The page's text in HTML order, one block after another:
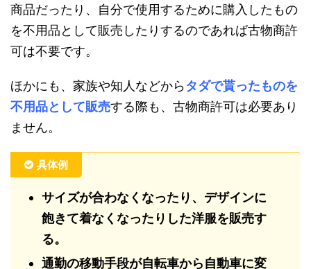
商品だったり、自分で使用するために購入したもの
を不用品として販売したりするのであれば古物商許
可は不要です。
ほかにも、家族や知人などからタダで貰ったものを
不用品として販売する際も、古物商許可は必要あり
ません。
具体例
サイズが合わなくなったり、デザインに
飽きて着なくなったりした洋服を販売す
る。
通勤の移動手段が自転車から自動車に変